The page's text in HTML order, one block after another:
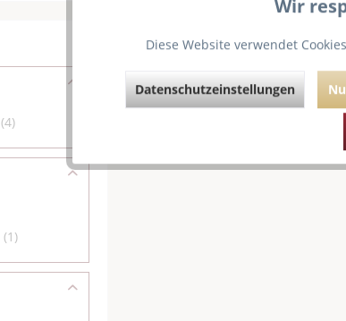
(4)
(1 )
Wir
Diese Website verwendet
Datenschutzeinstellungen